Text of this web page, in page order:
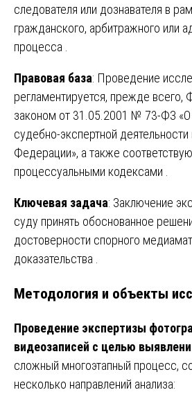
следователя или дознавателя в
гражданского, арбитражного или
процесса .
Правовая база: Проведение
регламентируется, прежде
законом от 31.05.2001 № 73-ФЗ «О
судебно-экспертной
Федерации», а также
процессуальными кодексами .
Ключевая задача: Заключение
суду принять обоснованное
достоверности спорного
доказательства .
Методология и объекты
Проведение экспертизы
видеозаписей с целью
сложный многоэтапный процесс,
несколько направлений анализа: